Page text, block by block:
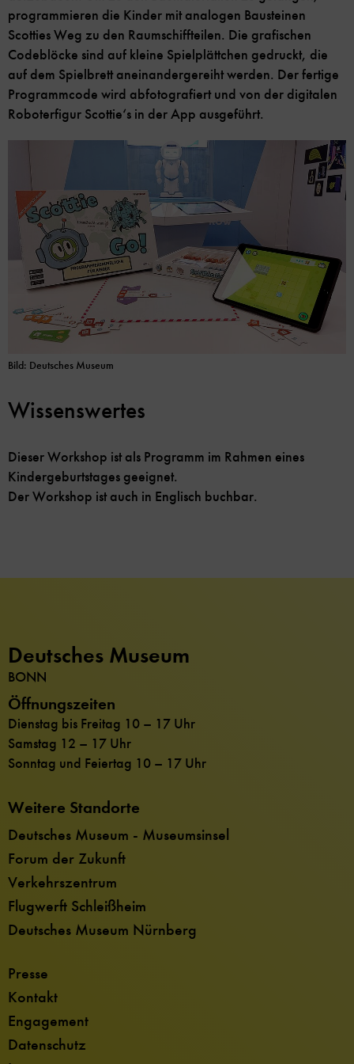
Bild: Deutsches Museum
programmieren die Kinder mit analogen Bausteinen
Scotties Weg zu den Raumschiffteilen. Die grafischen
Codeblöcke sind auf kleine Spielplättchen gedruckt, die
auf dem Spielbrett aneinandergereiht werden. Der fertige
Programmcode wird abfotografiert und von der digitalen
Roboterfigur Scottie‘s in der App ausgeführt.
Wissenswertes
Dieser Workshop ist als Programm im Rahmen eines
Kindergeburtstages geeignet.
Der Workshop ist auch in Englisch buchbar.
Deutsches Museum
BONN
Öffnungszeiten
Dienstag bis Freitag 10 – 17 Uhr
Samstag 12 – 17 Uhr
Sonntag und Feiertag 10 – 17 Uhr
Weitere Standorte
Deutsches Museum - Museumsinsel
Forum der Zukunft
Verkehrszentrum
Flugwerft Schleißheim
Deutsches Museum Nürnberg
Presse
Kontakt
Engagement
Datenschutz